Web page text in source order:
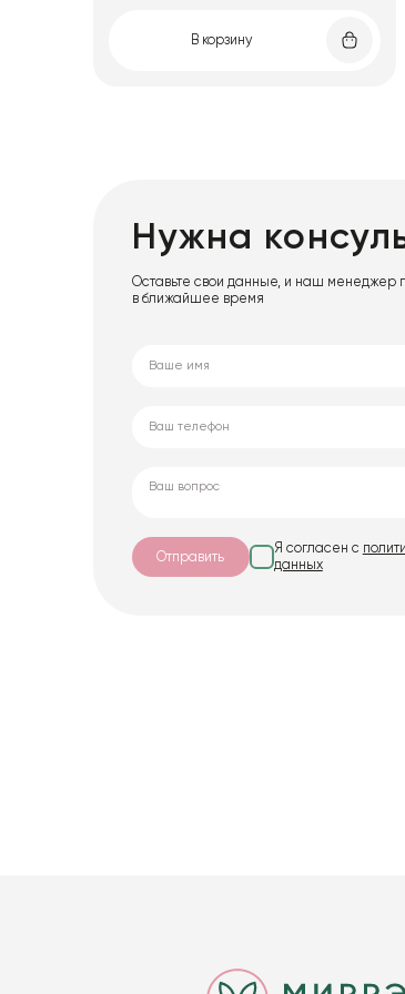
В корзину
Нужна
Оставьте свои данные, и наш менеджер
в ближайшее время
Отправить
Я согласен с
данных